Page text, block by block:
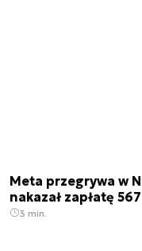
Meta przegrywa w
nakazał zapłatę
3 min.